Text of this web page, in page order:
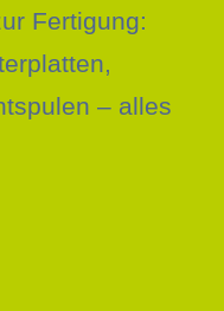
Fertigung:
– alles